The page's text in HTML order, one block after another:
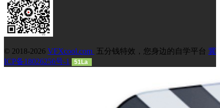
© 2018-2026 VFXcool.com 五分钱特效，您身边的自学平台 冀
ICP备18026256号-1
51La